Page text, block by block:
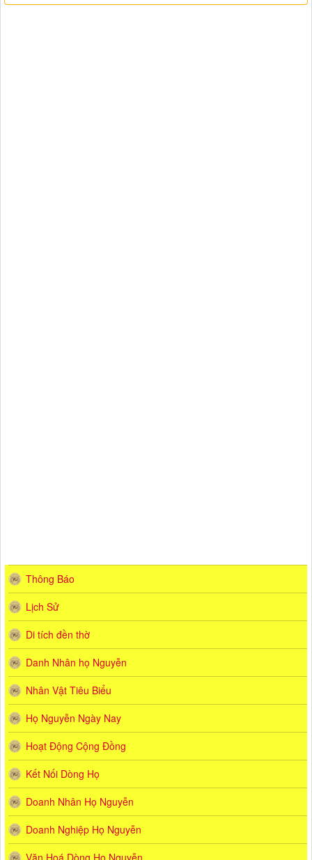
Thông Báo
Lịch Sử
Di tích đền thờ
Danh Nhân họ Nguyễn
Nhân Vật Tiêu Biểu
Họ Nguyễn Ngày Nay
Hoạt Động Cộng Đồng
Kết Nối Dòng Họ
Doanh Nhân Họ Nguyễn
Doanh Nghiệp Họ Nguyễn